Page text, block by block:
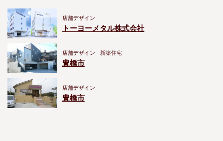
店舗デザイン
トーヨーメタル株式会社
店舗デザイン 新築住宅
豊橋市
店舗デザイン
豊橋市